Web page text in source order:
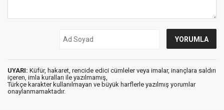
UYARI: Küfür, hakaret, rencide edici cümleler veya imalar, inançlara saldırı
içeren, imla kuralları ile yazılmamış,
Türkçe karakter kullanılmayan ve büyük harflerle yazılmış yorumlar
onaylanmamaktadır.